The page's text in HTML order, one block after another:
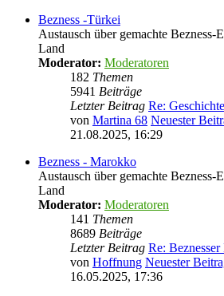
Bezness -Türkei
Austausch über gemachte Bezness-
Land
Moderator: Moderatoren
182 Themen
5941 Beiträge
Letzter Beitrag Re:
von Martina 68 Neuester
21.08.2025, 16:29
Bezness - Marokko
Austausch über gemachte Bezness-
Land
Moderator: Moderatoren
141 Themen
8689 Beiträge
Letzter Beitrag Re:
von Hoffnung Neuester
16.05.2025, 17:36